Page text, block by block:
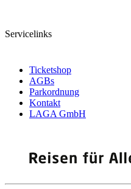
Servicelinks
Ticketshop
AGBs
Parkordnung
Kontakt
LAGA GmbH